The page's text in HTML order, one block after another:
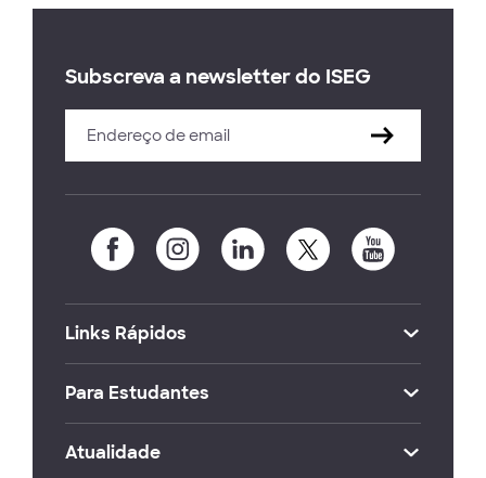
Subscreva a newsletter do ISEG
Links Rápidos
Para Estudantes
Atualidade